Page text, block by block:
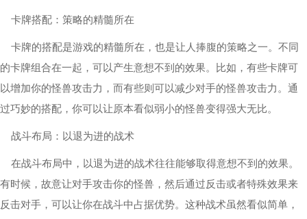
卡牌搭配：策略的精髓所在
卡牌的搭配是游戏的精髓所在，也是让人捧腹的策略之一。不同
的卡牌组合在一起，可以产生意想不到的效果。比如，有些卡牌可
以增加你的怪兽攻击力，而有些则可以减少对手的怪兽攻击力。通
过巧妙的搭配，你可以让原本看似弱小的怪兽变得强大无比。
战斗布局：以退为进的战术
在战斗布局中，以退为进的战术往往能够取得意想不到的效果。
有时候，故意让对手攻击你的怪兽，然后通过反击或者特殊效果来
反击对手，可以让你在战斗中占据优势。这种战术虽然看似简单，